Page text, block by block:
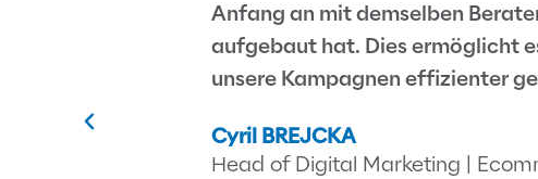
Anfang an mit demselben
aufgebaut hat. Dies ermöglicht
unsere Kampagnen effizienter
Cyril BREJCKA
Head of Digital Marketing |